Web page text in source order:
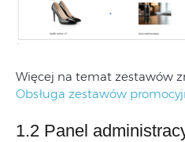
Więcej na temat zestawów
Obsługa zestawów
1.2 Panel